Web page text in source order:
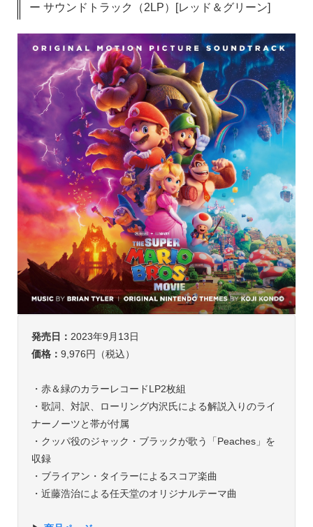
ー サウンドトラック（2LP）[レッド＆グリーン]
発売日： 2023年9月13日
価格： 9,976円（税込）
・赤＆緑のカラーレコードLP2枚組
・歌詞、対訳、ローリング内沢氏による解説入りのライ
ナーノーツと帯が付属
・クッパ役のジャック・ブラックが歌う「Peaches」を
収録
・ブライアン・タイラーによるスコア楽曲
・近藤浩治による任天堂のオリジナルテーマ曲